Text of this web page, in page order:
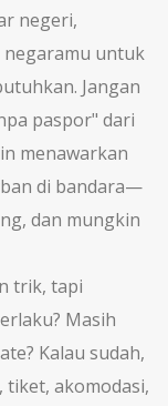
negeri,
negaramu untuk
Jangan
paspor" dari
menawarkan
di bandara—
dan mungkin
trik, tapi
Masih
Kalau sudah,
tiket, akomodasi,